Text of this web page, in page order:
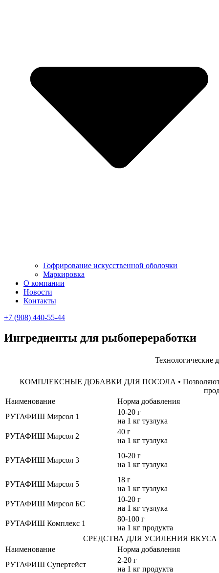
Гофрирование искусственной оболочки
Маркировка
О компании
Новости
Контакты
+7 (908) 440-55-44
Ингредиенты для рыбопереработки
КОМПЛЕКСНЫЕ ДОБАВКИ ДЛЯ ПОСОЛА • Позволяют
Наименование
Норма добавления
РУТАФИШ Мирсол 1
10-20 г
на 1 кг тузлука
РУТАФИШ Мирсол 2
40 г
на 1 кг тузлука
РУТАФИШ Мирсол 3
10-20 г
на 1 кг тузлука
РУТАФИШ Мирсол 5
18 г
на 1 кг тузлука
РУТАФИШ Мирсол БС
10-20 г
на 1 кг тузлука
РУТАФИШ Комплекс 1
80-100 г
на 1 кг продукта
СРЕДСТВА ДЛЯ УСИЛЕНИЯ ВКУСА •
Наименование
Норма добавления
РУТАФИШ Супертейст
2-20 г
на 1 кг продукта